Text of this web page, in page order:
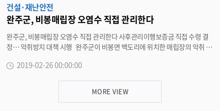
분을 받는 일이 없도록 주의하길 바란다”고 강조했다. 한편, 완주군에서는 지
난 2016년부터 불법 주정차 단속을 알리는 ‘불법 주정차 단속 사전 문자알림
서비스(SMS)’를 시행중이다. 서비스 가입신청은 완주군 홈페이지, 스마트폰
통합가입도우미 앱에서 온라인 신청과 완주군청 도로교통과 또는 읍면 민원실
에 비치된 신청서를 작성해 제출하면 된다. <담당부서 도로교통과 290-2802
건설·재난안전
완주군, 비봉매립장 오염수 직접 관리한다
완주군, 비봉매립장 오염수 직접 관리한다 사후관리이행보증금 직접 수령 결
정… 악취방지 대책 시행 완주군이 비봉면 백도리에 위치한 매립장의 악취 오
매립장 사업자가 사후관리를 이행하지 않음에 따라 보증보험회사에 예치된 사
에서는 보증금 신청에 대해 사업자의 반발 등을 이유로 보험금 지급에 난색을
2019-02-26 00:00:00
MORE VIEW